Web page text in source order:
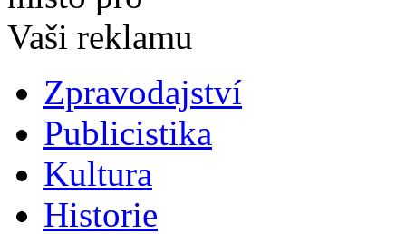
Zpravodajství
Publicistika
Kultura
Historie